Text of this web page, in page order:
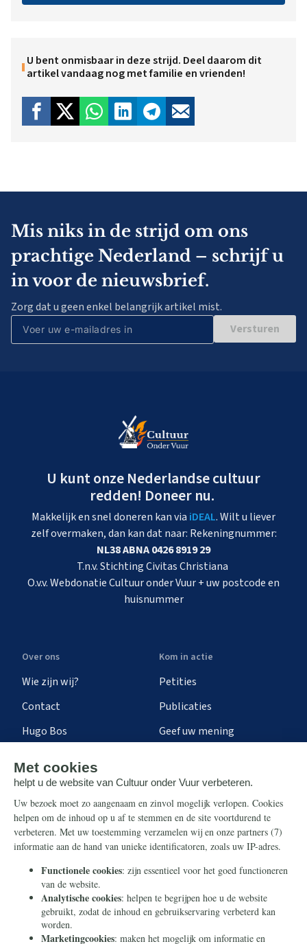
U bent onmisbaar in deze strijd. Deel daarom dit
artikel vandaag nog met familie en vrienden!
Mis niks in de strijd om ons
prachtige Nederland – schrijf u
in voor de nieuwsbrief.
Zorg dat u geen enkel belangrijk artikel mist.
Versturen
U kunt onze Nederlandse cultuur
redden! Doneer nu.
Makkelijk en snel doneren kan via iDEAL. Wilt u liever
zelf overmaken, dan kan dat naar: Rekeningnummer:
NL38 ABNA 0426 8919 29
T.n.v. Stichting Civitas Christiana
O.v.v. Webdonatie Cultuur onder Vuur + uw postcode en
huisnummer
Over ons
Wie zijn wij?
Contact
Hugo Bos
Kom in actie
Petities
Publicaties
Geef uw mening
Steun ons
Nieuwsbrief
Eenmalig
Maandelijks
Periodiek
Nalaten
Info
Contact
Ontvang onze Telegram-
berichten